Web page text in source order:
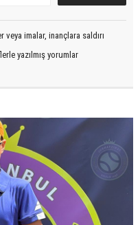
imalar, inançlara saldırı
yazılmış yorumlar